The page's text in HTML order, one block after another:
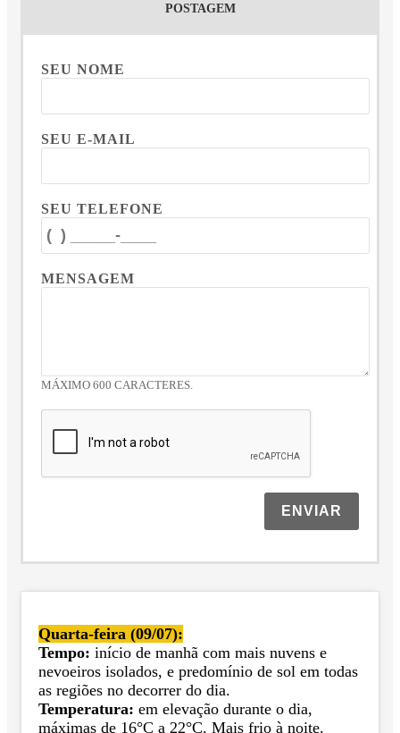
POSTAGEM
SEU NOME
SEU E-MAIL
SEU TELEFONE
MENSAGEM
MÁXIMO 600 CARACTERES.
ENVIAR
Quarta-feira (09/07):
Tempo: início de manhã com mais nuvens e
nevoeiros isolados, e predomínio de sol em todas
as regiões no decorrer do dia.
Temperatura: em elevação durante o dia,
máximas de 16°C a 22°C. Mais frio à noite.